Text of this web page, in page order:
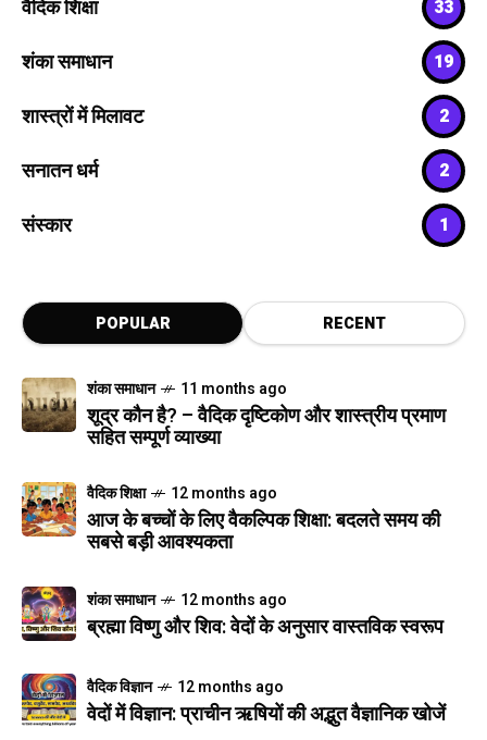
वैदिक शिक्षा 33
शंका समाधान 19
शास्त्रों में मिलावट 2
सनातन धर्म 2
संस्कार 1
POPULAR RECENT
शंका समाधान 11 months ago
शूद्र कौन है? – वैदिक दृष्टिकोण और शास्त्रीय प्रमाण
सहित सम्पूर्ण व्याख्या
वैदिक शिक्षा 12 months ago
आज के बच्चों के लिए वैकल्पिक शिक्षा: बदलते समय की
सबसे बड़ी आवश्यकता
शंका समाधान 12 months ago
ब्रह्मा विष्णु और शिव: वेदों के अनुसार वास्तविक स्वरूप
वैदिक विज्ञान 12 months ago
वेदों में विज्ञान: प्राचीन ऋषियों की अद्भुत वैज्ञानिक खोजें